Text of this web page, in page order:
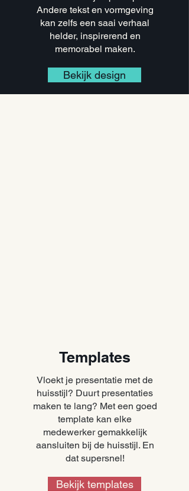
Andere tekst en vormgeving
kan zelfs een saai verhaal
helder, inspirerend en
memorabel maken.
Bekijk design
Templates
Vloekt je presentatie met de
huisstijl? Duurt presentaties
maken te lang? Met een goed
template kan elke
medewerker gemakkelijk
aansluiten bij de huisstijl. En
dat supersnel!
Bekijk templates